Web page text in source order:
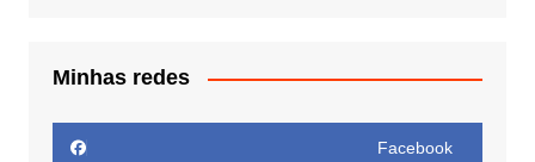
Minhas redes
Facebook